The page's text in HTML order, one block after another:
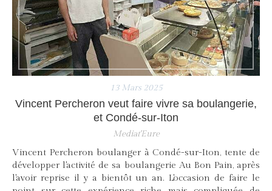
13 Mars 2025
Vincent Percheron veut faire vivre sa boulangerie,
et Condé-sur-Iton
Mediat'Eure
Vincent Percheron boulanger à Condé-sur-Iton, tente de
développer l'activité de sa boulangerie Au Bon Pain, après
l'avoir reprise il y a bientôt un an. L'occasion de faire le